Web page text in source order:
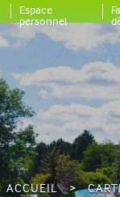
Espace
personnel
ACCUEIL